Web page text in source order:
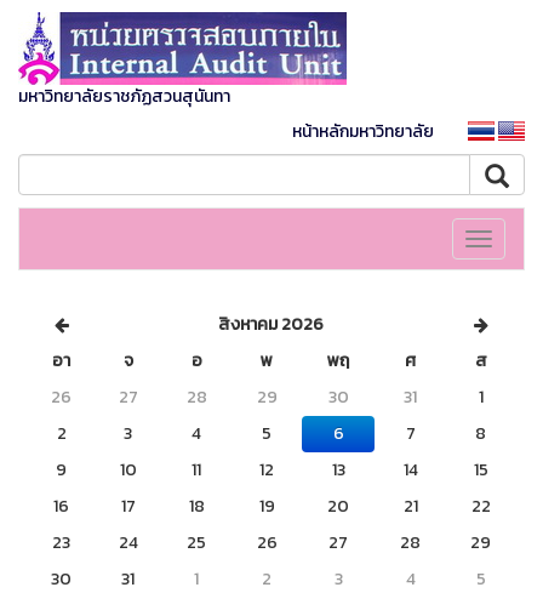
มหาวิทยาลัยราชภัฏสวนสุนันทา
หน้าหลักมหาวิทยาลัย
Toggle
สิงหาคม 2026
อา
จ อ พ พฤ ศ
ส
26
27 28 29 30 31
1
2
3 4 5 6 7
8
9
10 11 12 13 14
15
16
17 18 19 20 21
22
23
24 25 26 27 28
29
30
31 1 2 3 4 5